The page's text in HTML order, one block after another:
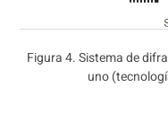
Figura 4. Sistema de
uno